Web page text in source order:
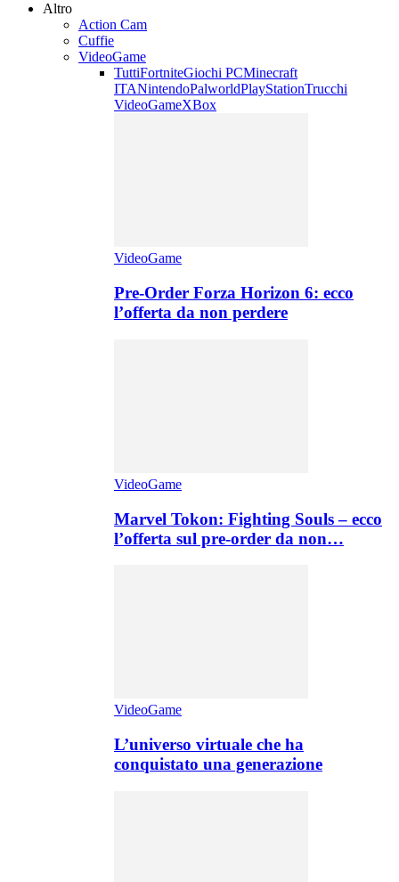
Altro
Action Cam
Cuffie
VideoGame
TuttiFortniteGiochi PCMinecraft
ITANintendoPalworldPlayStationTrucchi
VideoGameXBox
VideoGame
Pre-Order Forza Horizon 6: ecco
l’offerta da non perdere
VideoGame
Marvel Tokon: Fighting Souls – ecco
l’offerta sul pre-order da non…
VideoGame
L’universo virtuale che ha
conquistato una generazione